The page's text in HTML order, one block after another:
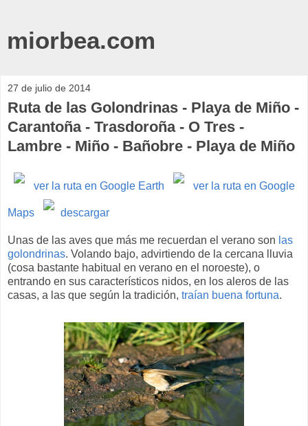
miorbea.com
27 de julio de 2014
Ruta de las Golondrinas - Playa de Miño -
Carantoña - Trasdoroña - O Tres -
Lambre - Miño - Bañobre - Playa de Miño
ver la ruta en Google Earth ver la ruta en Google
Maps descargar
Unas de las aves que más me recuerdan el verano son las
golondrinas. Volando bajo, advirtiendo de la cercana lluvia
(cosa bastante habitual en verano en el noroeste), o
entrando en sus característicos nidos, en los aleros de las
casas, a las que según la tradición, traían buena fortuna.